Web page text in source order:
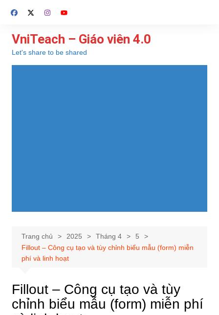
đến
dung
VniTeach – Giáo viên 4.0
Let's share to be shared
Trang chủ 2025 Tháng 4
5
Fillout – Công cụ tạo và tùy chỉnh biểu mẫu (form) miễn
phí và linh hoạt
Fillout – Công cụ tạo và tùy
chỉnh biểu mẫu (form) miễn phí